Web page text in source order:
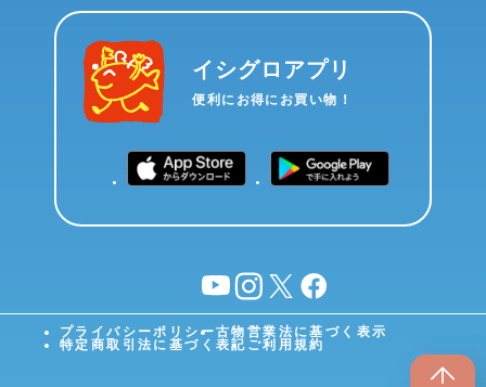
イシグロアプリ
便利にお得にお買い物！
YouTubeinstagram
X facebook
プライバシーポリシー古物営業法に基づく表示
特定商取引法に基づく表記 ご利用規約